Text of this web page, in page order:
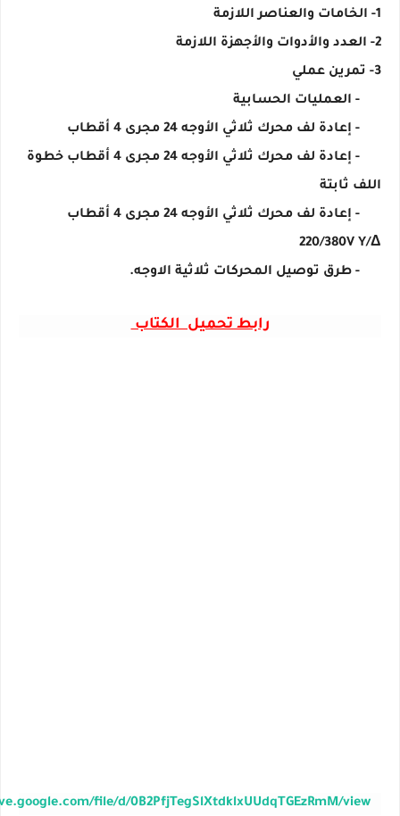
1- الخامات والعناصر اللازمة
2- العدد والأدوات والأجهزة اللازمة
3- تمرين عملي
- العمليات الحسابية
- إعادة لف محرك ثلاثي الأوجه 24 مجرى 4 أقطاب
- إعادة لف محرك ثلاثي الأوجه 24 مجرى 4 أقطاب خطوة
اللف ثابتة
- إعادة لف محرك ثلاثي الأوجه 24 مجرى 4 أقطاب
220/380V Y/Δ
- طرق توصيل المحركات ثلاثية الاوجه.
رابط تحميل الكتاب
file/d/0B2PfjTegSlXtdklxUUdqTGEzRmM/view